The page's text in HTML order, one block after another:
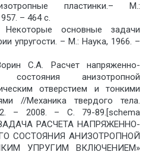
пластинки.– М.:
– 464 с.
основные задачи
упругости. – М.: Наука, 1966. –
С.А. Расчет напряженно-
состояния анизотропной
отверстием и тонкими
//Механика твердого тела.
– 2008. – С. 79-89.[schema
РАСЧЕТА НАПРЯЖЕННО-
СОСТОЯНИЯ АНИЗОТРОПНОЙ
УПРУГИМ ВКЛЮЧЕНИЕМ»